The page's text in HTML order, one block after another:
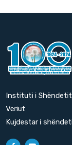
Instituti i Shëndetit
Veriut
Kujdestar i